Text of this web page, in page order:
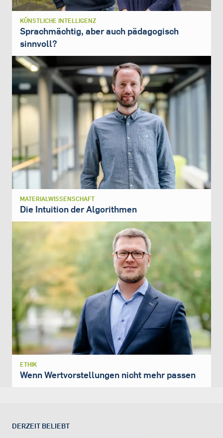
KÜNSTLICHE INTELLIGENZ
Sprachmächtig, aber auch pädagogisch
sinnvoll?
MATERIALWISSENSCHAFT
Die Intuition der Algorithmen
ETHIK
Wenn Wertvorstellungen nicht mehr passen
DERZEIT BELIEBT